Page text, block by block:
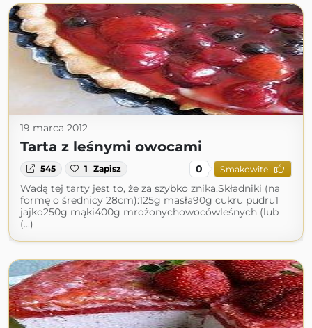
19 marca 2012
Tarta z leśnymi owocami
545 1 Zapisz 0 Smakowite
Wadą tej tarty jest to, że za szybko znika.Składniki (na
formę o średnicy 28cm):125g masła90g cukru pudru1
jajko250g mąki400g mrożonychowocówleśnych (lub
(...)